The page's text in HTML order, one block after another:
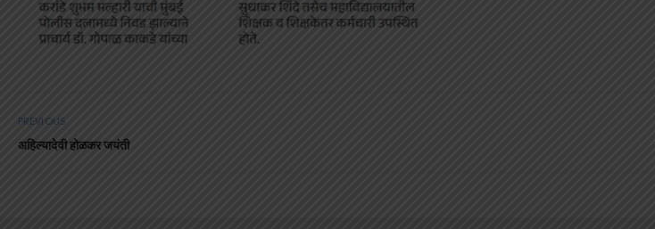
PREVIOUS
अहिल्यादेवी होळकर जयंती